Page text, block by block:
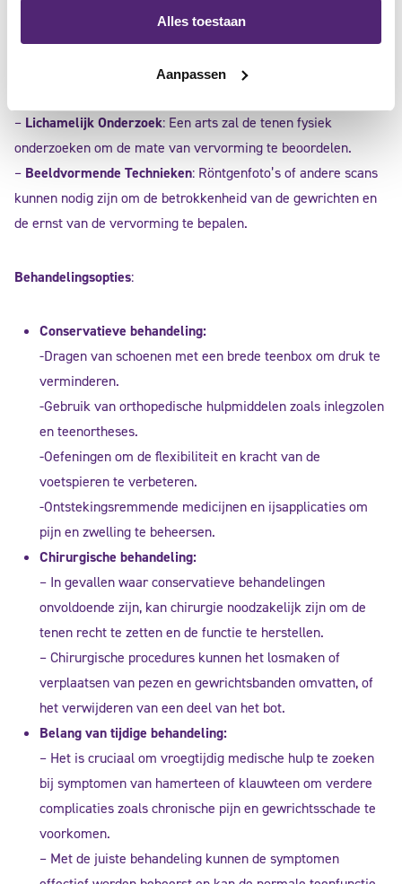
Alles toestaan
Aanpassen
– Lichamelijk Onderzoek: Een arts zal de tenen fysiek
onderzoeken om de mate van vervorming te beoordelen.
– Beeldvormende Technieken: Röntgenfoto’s of andere scans
kunnen nodig zijn om de betrokkenheid van de gewrichten en
de ernst van de vervorming te bepalen.
Behandelingsopties:
Conservatieve behandeling:
-Dragen van schoenen met een brede teenbox om druk te
verminderen.
-Gebruik van orthopedische hulpmiddelen zoals inlegzolen
en teenortheses.
-Oefeningen om de flexibiliteit en kracht van de
voetspieren te verbeteren.
-Ontstekingsremmende medicijnen en ijsapplicaties om
pijn en zwelling te beheersen.
Chirurgische behandeling:
– In gevallen waar conservatieve behandelingen
onvoldoende zijn, kan chirurgie noodzakelijk zijn om de
tenen recht te zetten en de functie te herstellen.
– Chirurgische procedures kunnen het losmaken of
verplaatsen van pezen en gewrichtsbanden omvatten, of
het verwijderen van een deel van het bot.
Belang van tijdige behandeling:
– Het is cruciaal om vroegtijdig medische hulp te zoeken
bij symptomen van hamerteen of klauwteen om verdere
complicaties zoals chronische pijn en gewrichtsschade te
voorkomen.
– Met de juiste behandeling kunnen de symptomen